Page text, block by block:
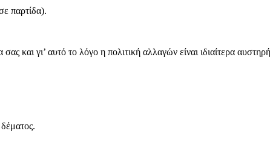
παρτίδα).
και γι’ αυτό το λόγο η πολιτική αλλαγών είναι ιδιαίτερα